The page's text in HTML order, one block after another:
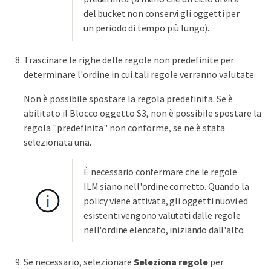
del bucket non conservi gli oggetti per
un periodo di tempo più lungo).
Trascinare le righe delle regole non predefinite per
determinare l'ordine in cui tali regole verranno valutate.
Non è possibile spostare la regola predefinita. Se è
abilitato il Blocco oggetto S3, non è possibile spostare la
regola "predefinita" non conforme, se ne è stata
selezionata una.
È necessario confermare che le regole
ILM siano nell'ordine corretto. Quando la
policy viene attivata, gli oggetti nuovi ed
esistenti vengono valutati dalle regole
nell'ordine elencato, iniziando dall'alto.
Se necessario, selezionare Seleziona regoleper